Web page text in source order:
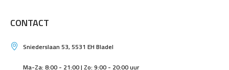
CONTACT
Sniederslaan 53, 5531 EH Bladel
Ma-Za: 8:00 - 21:00 | Zo: 9:00 - 20:00 uur